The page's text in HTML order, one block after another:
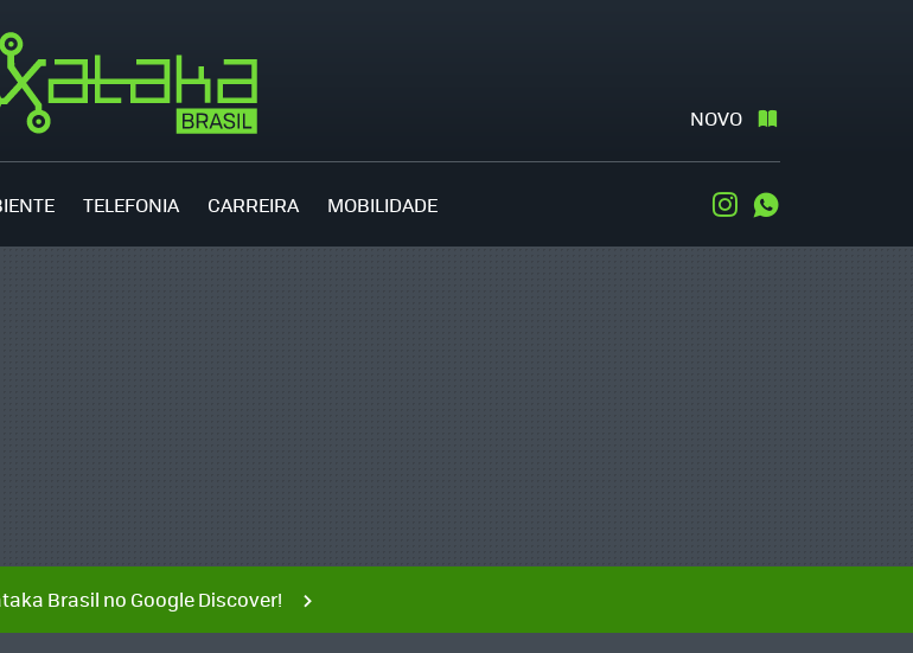
NOVO
TELEFONIA CARREIRA MOBILIDADE Instagram
Brasil no Google Discover!